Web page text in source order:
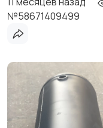
№58671409499